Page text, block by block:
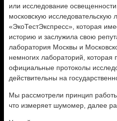
или исследование
московскую исследовательскую
«ЭкоТестЭкспресс», которая
историю и заслужила свою
лаборатория Москвы и
немногих лабораторий, которая
официальные протоколы
действительны на
Мы рассмотрели принцип
что измеряет шумомер, далее